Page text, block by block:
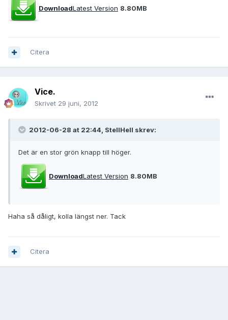
DownloadLatest Version 8.80MB
Citera
Vice.
Skrivet 29 juni, 2012
2012-06-28 at 22:44, StellHell skrev:
Det är en stor grön knapp till höger.
DownloadLatest Version 8.80MB
Haha så dåligt, kolla längst ner. Tack
Citera